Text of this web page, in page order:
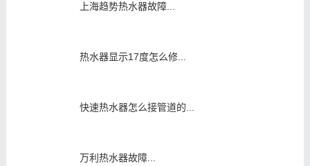
上海趋势热水器故障...
热水器显示17度怎么修...
快速热水器怎么接管道的...
万利热水器故障...